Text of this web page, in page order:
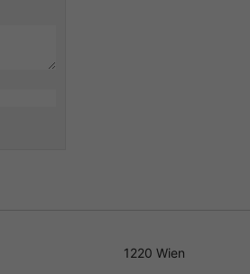
1220 Wien